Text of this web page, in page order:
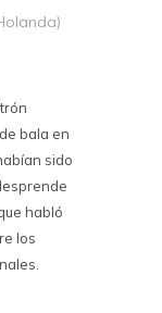
bala en
sido
habló
los